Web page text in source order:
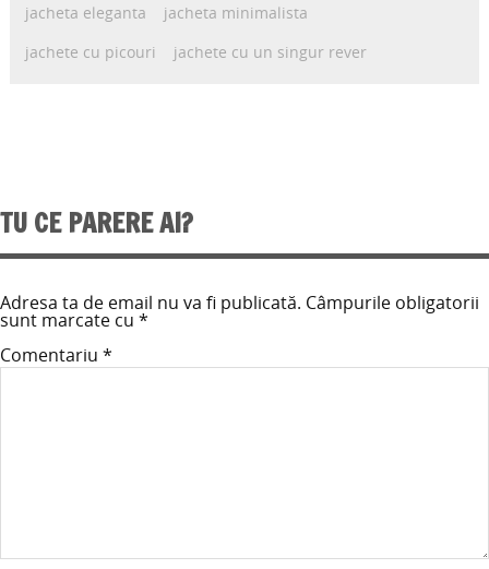
jacheta eleganta
jacheta minimalista
jachete cu picouri
jachete cu un singur rever
TU CE PARERE AI?
Adresa ta de email nu va fi publicată. Câmpurile obligatorii
sunt marcate cu *
Comentariu *